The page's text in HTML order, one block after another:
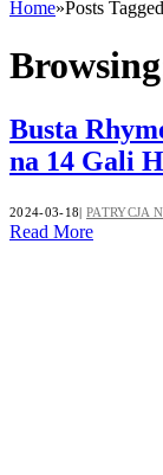
Home»Posts
Busta
na 14 Gali
2024-03-18 PATRYCJA
Read More